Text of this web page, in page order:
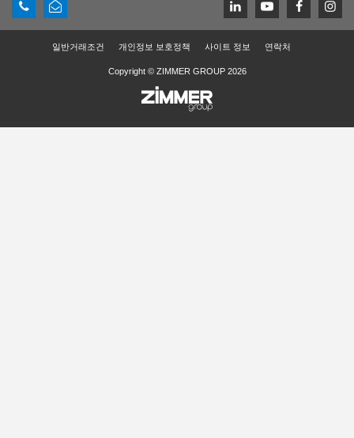
일반거래조건 개인정보 보호정책 사이트 정보 연락처
Copyright © ZIMMER GROUP 2026